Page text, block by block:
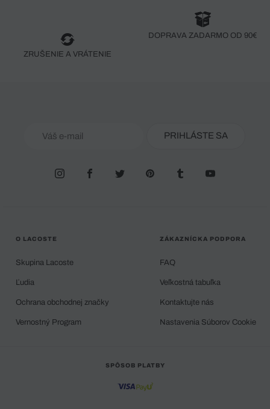
ZRUŠENIE A VRÁTENIE
DOPRAVA ZADARMO OD 90€
PRIHLÁSTE SA
O LACOSTE
Skupina Lacoste
Ľudia
Ochrana obchodnej značky
Vernostný Program
ZÁKAZNÍCKA PODPORA
FAQ
Veľkostná tabuľka
Kontaktujte nás
Nastavenia Súborov Cookie
SPÔSOB PLATBY